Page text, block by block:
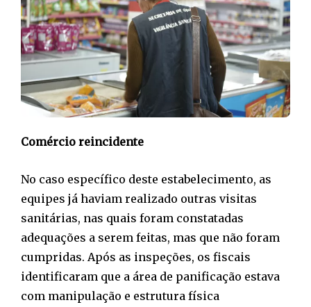
Comércio reincidente
No caso específico deste estabelecimento, as
equipes já haviam realizado outras visitas
sanitárias, nas quais foram constatadas
adequações a serem feitas, mas que não foram
cumpridas. Após as inspeções, os fiscais
identificaram que a área de panificação estava
com manipulação e estrutura física